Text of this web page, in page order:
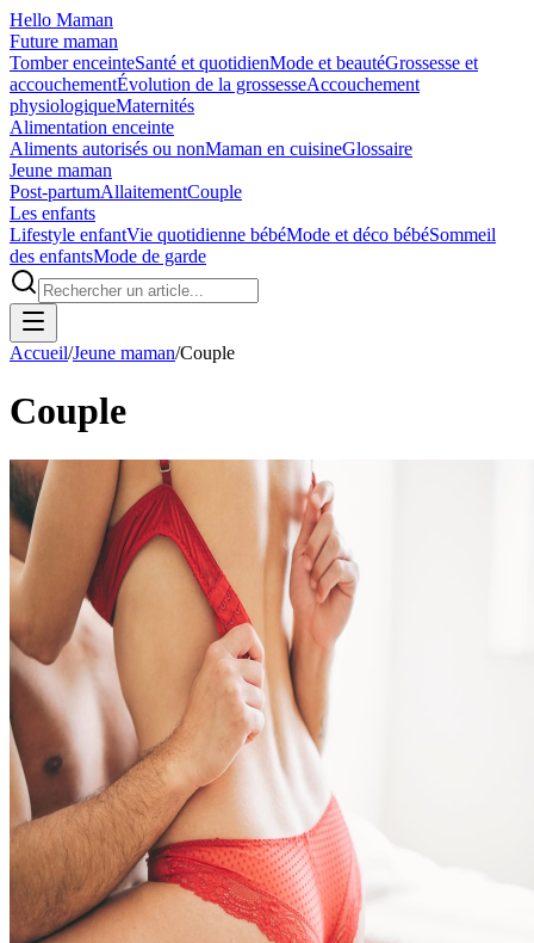
Hello Maman
Future maman
Tomber enceinteSanté et quotidienMode et beautéGrossesse et
accouchementÉvolution de la grossesseAccouchement
physiologiqueMaternités
Alimentation enceinte
Aliments autorisés ou nonMaman en cuisineGlossaire
Jeune maman
Post-partumAllaitementCouple
Les enfants
Lifestyle enfantVie quotidienne bébéMode et déco bébéSommeil
des enfantsMode de garde
Accueil/Jeune maman/Couple
Couple